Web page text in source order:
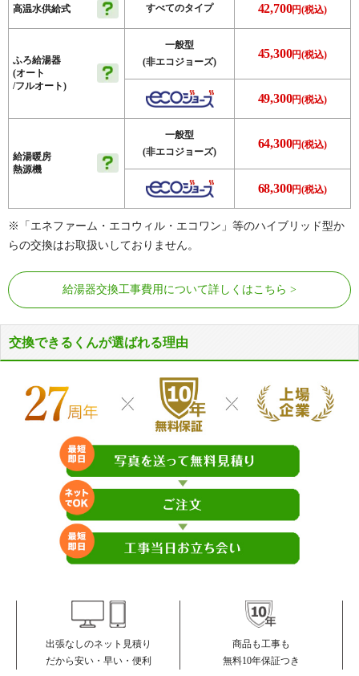
高温水供給式 すべてのタイプ 42,700円(税込)
ふろ給湯器
(オート
/フルオート)
一般型
(非エコジョーズ)
45,300円(税込)
49,300円(税込)
給湯暖房
熱源機
一般型
(非エコジョーズ)
64,300円(税込)
68,300円(税込)
※「エネファーム・エコウィル・エコワン」等のハイブリッド型か
らの交換はお取扱いしておりません。
給湯器交換工事費用について詳しくはこちら
交換できるくんが選ばれる理由
出張なしのネット見積り
だから安い・早い・便利
商品も工事も
無料10年保証つき